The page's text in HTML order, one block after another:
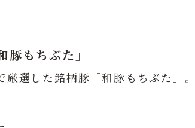
もちぶた」
厳選した銘柄豚「和豚もちぶた」